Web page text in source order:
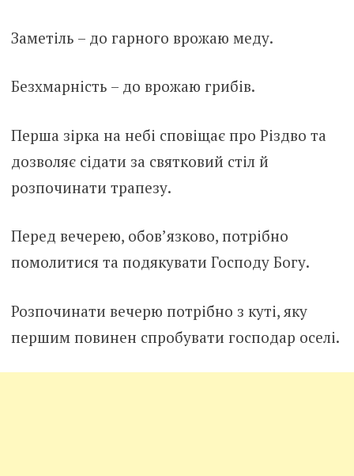
Заметіль – до гарного врожаю меду.
Безхмарність – до врожаю грибів.
Перша зірка на небі сповіщає про Різдво та
дозволяє сідати за святковий стіл й
розпочинати трапезу.
Перед вечерею, обов’язково, потрібно
помолитися та подякувати Господу Богу.
Розпочинати вечерю потрібно з куті, яку
першим повинен спробувати господар оселі.